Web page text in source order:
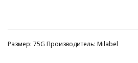
Размер: 75G Производитель: Milabel